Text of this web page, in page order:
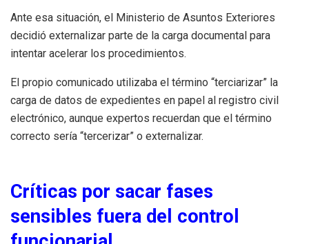
Ante esa situación, el Ministerio de Asuntos Exteriores
decidió externalizar parte de la carga documental para
intentar acelerar los procedimientos.
El propio comunicado utilizaba el término “terciarizar” la
carga de datos de expedientes en papel al registro civil
electrónico, aunque expertos recuerdan que el término
correcto sería “tercerizar” o externalizar.
Críticas por sacar fases
sensibles fuera del control